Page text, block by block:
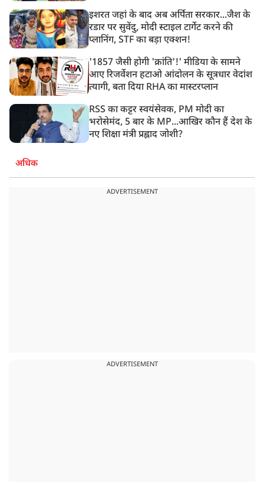
इशरत जहां के बाद अब अर्पिता सरकार...जैश के
रडार पर सुवेंदु, मोदी स्टाइल टार्गेट करने की
प्लानिंग, STF का बड़ा एक्शन!
'1857 जैसी होगी 'क्रांति'!' मीडिया के सामने
आए रिजर्वेशन हटाओ आंदोलन के सूत्रधार वेदांश
त्यागी, बता दिया RHA का मास्टरप्लान
RSS का कट्टर स्वयंसेवक, PM मोदी का
भरोसेमंद, 5 बार के MP...आखिर कौन हैं देश के
नए शिक्षा मंत्री प्रह्लाद जोशी?
अधिक
ADVERTISEMENT
ADVERTISEMENT